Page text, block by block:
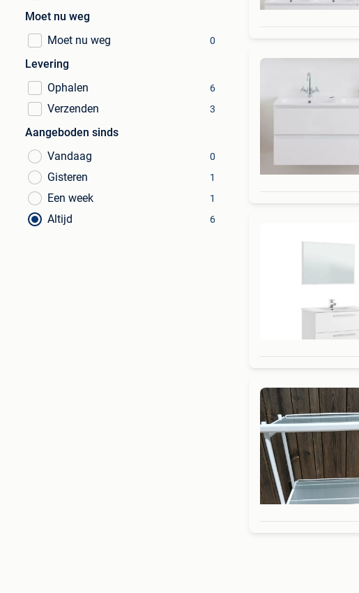
Moet nu weg
Moet nu weg
0
Levering
Ophalen
6
Verzenden 3
Aangeboden sinds
Vandaag
0
Gisteren 1
Een week 1
Altijd 6